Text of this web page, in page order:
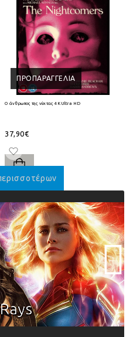
ΠΡΟΠΑΡΑΓΓΕΛΊΑ
Ο άνθρωπος της νύχτας 4K Ultra HD
37,90€